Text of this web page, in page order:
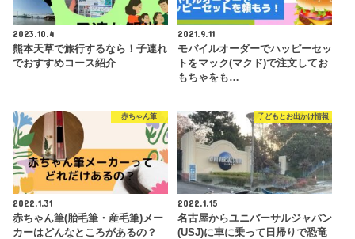
2023.10.4
熊本天草で旅行するなら！子連れ
でおすすめコース紹介
2021.9.11
モバイルオーダーでハッピーセッ
トをマック(マクド)で注文してお
もちゃをも…
赤ちゃん筆
2022.1.31
赤ちゃん筆(胎毛筆・産毛筆)メー
カーはどんなところがあるの？
子どもとお出かけ情報
2022.1.15
名古屋からユニバーサルジャパン
(USJ)に車に乗って日帰りで恐竜